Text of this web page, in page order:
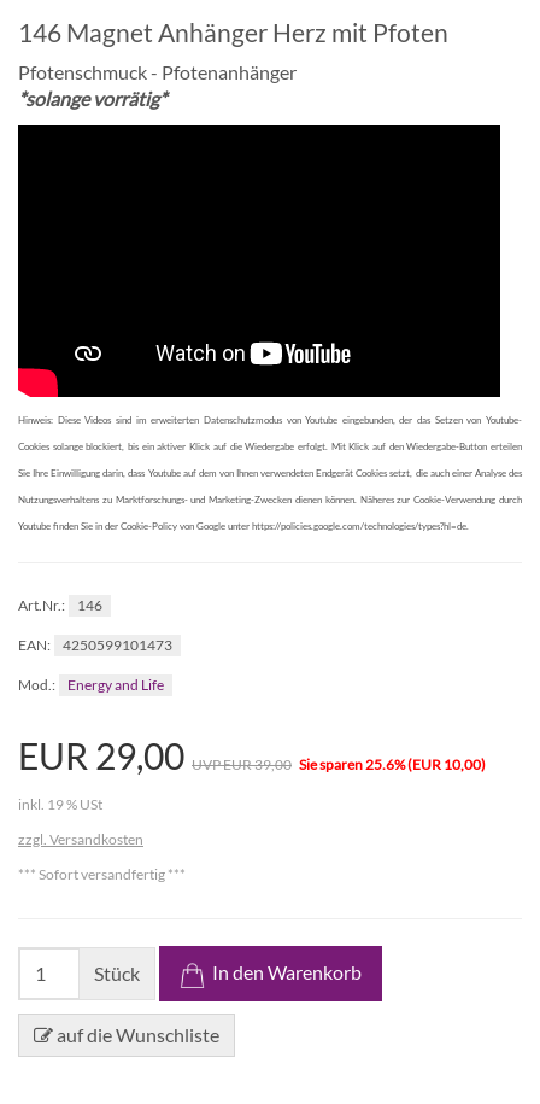
146 Magnet Anhänger Herz mit Pfoten
Pfotenschmuck - Pfotenanhänger
*solange vorrätig*
Hinweis: Diese Videos sind im erweiterten Datenschutzmodus von Youtube eingebunden, der das Setzen von Youtube-
Cookies solange blockiert, bis ein aktiver Klick auf die Wiedergabe erfolgt. Mit Klick auf den Wiedergabe-Button erteilen
Sie Ihre Einwilligung darin, dass Youtube auf dem von Ihnen verwendeten Endgerät Cookies setzt, die auch einer Analyse des
Nutzungsverhaltens zu Marktforschungs- und Marketing-Zwecken dienen können. Näheres zur Cookie-Verwendung durch
Youtube finden Sie in der Cookie-Policy von Google unter https://policies.google.com/technologies/types?hl=de.
Art.Nr.: 146
EAN: 4250599101473
Mod.: Energy and Life
EUR 29,00 UVP EUR 39,00 Sie sparen 25.6% (EUR 10,00)
inkl. 19 % USt
zzgl. Versandkosten
*** Sofort versandfertig ***
Stück In den Warenkorb
auf die Wunschliste